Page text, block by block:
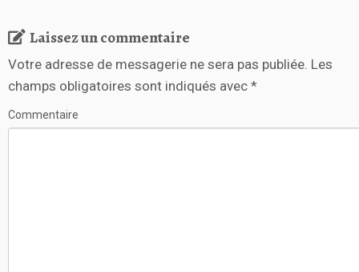
Laissez un commentaire
Votre adresse de messagerie ne sera pas publiée. Les
champs obligatoires sont indiqués avec *
Commentaire